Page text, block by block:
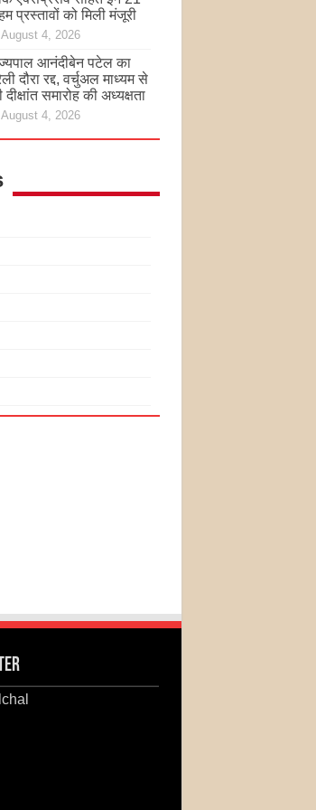
प्रस्तावों को मिली मंजूरी
August 4, 2026
आनंदीबेन पटेल का
दौरा रद्द, वर्चुअल माध्यम से
दीक्षांत समारोह की अध्यक्षता
August 4, 2026